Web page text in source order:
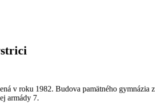
v roku 1982. Budova pamätného
armády 7.